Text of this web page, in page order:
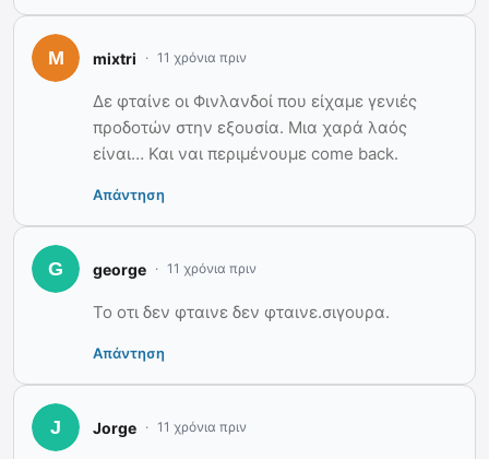
mixtri 11 χρόνια πριν
Δε φταίνε οι Φινλανδοί που είχαμε γενιές
προδοτών στην εξουσία. Μια χαρά λαός
είναι… Και ναι περιμένουμε come back.
Απάντηση
george 11 χρόνια πριν
Το οτι δεν φταινε δεν φταινε.σιγουρα.
Απάντηση
Jorge 11 χρόνια πριν